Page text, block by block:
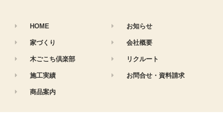
HOME
家づくり
木ごこち倶楽部
施工実績
商品案内
お知らせ
会社概要
リクルート
お問合せ・資料請求